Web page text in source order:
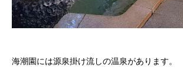
海潮園には源泉掛け流しの温泉があります。